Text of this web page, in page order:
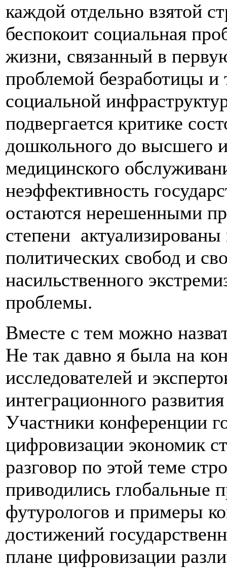
каждой отдельно взятой
беспокоит социальная
жизни, связанный в
проблемой безработицы и
социальной
подвергается критике
дошкольного до высшего
медицинского
неэффективность
остаются нерешенными
степени
политических свобод и
насильственного
проблемы.
Вместе с тем можно
Не так давно я была на
исследователей и
интеграционного
Участники конференции
цифровизации экономик
разговор по этой теме
приводились глобальные
футурологов и примеры
достижений
плане цифровизации